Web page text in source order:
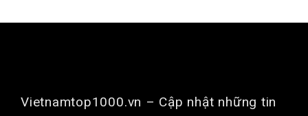
Vietnamtop1000.vn – Cập nhật những tin